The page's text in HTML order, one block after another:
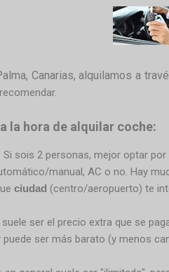
Canarias, alquilamos a
la hora de alquilar coche:
Si sois 2 personas, mejor optar por
manual, AC o no. Hay
ciudad (centro/aeropuerto) te
suele ser el precio extra que se
puede ser más barato (y menos